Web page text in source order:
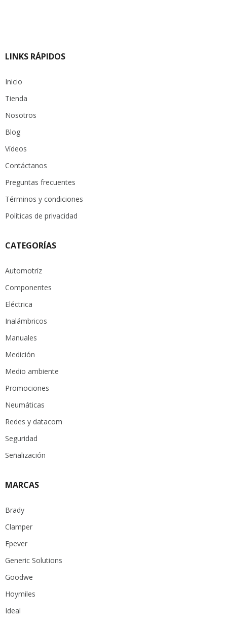
LINKS RÁPIDOS
Inicio
Tienda
Nosotros
Blog
Vídeos
Contáctanos
Preguntas frecuentes
Términos y condiciones
Políticas de privacidad
CATEGORÍAS
Automotríz
Componentes
Eléctrica
Inalámbricos
Manuales
Medición
Medio ambiente
Promociones
Neumáticas
Redes y datacom
Seguridad
Señalización
MARCAS
Brady
Clamper
Epever
Generic Solutions
Goodwe
Hoymiles
Ideal